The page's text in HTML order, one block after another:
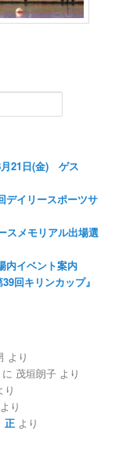
21日(金) ゲス
デイリースポーツサ
スメモリアル出場選
内イベント案内
回キリンカップ』
より
に 茂垣朗子 より
り
より
より